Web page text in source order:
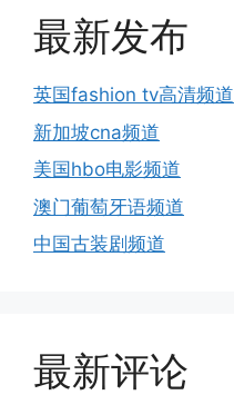
最新发布
英国fashion tv高清频道
新加坡cna频道
美国hbo电影频道
澳门葡萄牙语频道
中国古装剧频道
最新评论